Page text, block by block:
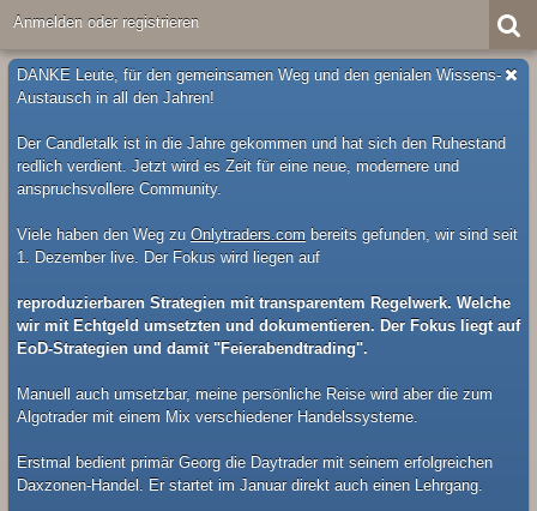
Anmelden oder registrieren
DANKE Leute, für den gemeinsamen Weg und den genialen Wissens-
Austausch in all den Jahren!
Der Candletalk ist in die Jahre gekommen und hat sich den Ruhestand
redlich verdient. Jetzt wird es Zeit für eine neue, modernere und
anspruchsvollere Community.
Viele haben den Weg zu Onlytraders.com bereits gefunden, wir sind seit
1. Dezember live. Der Fokus wird liegen auf
reproduzierbaren Strategien mit transparentem Regelwerk. Welche
wir mit Echtgeld umsetzten und dokumentieren. Der Fokus liegt auf
EoD-Strategien und damit "Feierabendtrading".
Manuell auch umsetzbar, meine persönliche Reise wird aber die zum
Algotrader mit einem Mix verschiedener Handelssysteme.
Erstmal bedient primär Georg die Daytrader mit seinem erfolgreichen
Daxzonen-Handel. Er startet im Januar direkt auch einen Lehrgang.